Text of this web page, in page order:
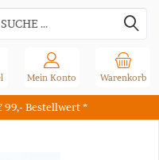
99,- Bestellwert *
Warenkorb
Mein Konto